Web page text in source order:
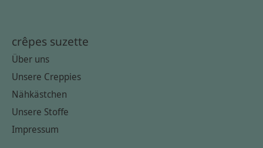
crêpes suzette
Über uns
Unsere Creppies
Nähkästchen
Unsere Stoffe
Impressum